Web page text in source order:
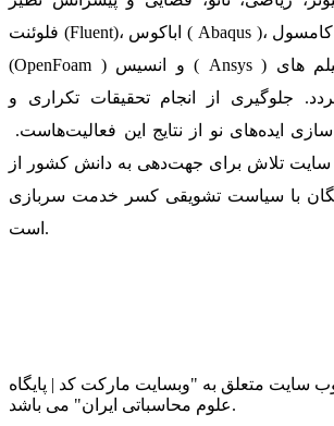
فلوئنت (Fluent)، اباکوس ( Abaqus )، کامسول ( Comsol )، اپن فوم
(OpenFoam ) و انسیس ( Ansys ) در قالب بسته‌ و فیلم های
جلوگیری از انجام تحقیقات تکراری و
سازی ایده‌های نو از نتایج این فعالیت‌هاست.
سایت تلاش برای جهت‌دهی به دانش کشور از
با سیاست تشویقی کسر خدمت سربازی
است.
سایت متعلق به "وبسایت مارکت کد | پایگاه
علوم محاسباتی ایران" می باشد.